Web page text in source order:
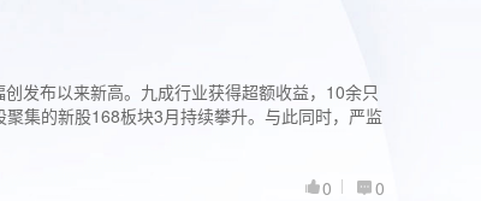
发布以来新高。九成行业获得超额收益，10余只
集的新股168板块3月持续攀升。与此同时，严监
0
0